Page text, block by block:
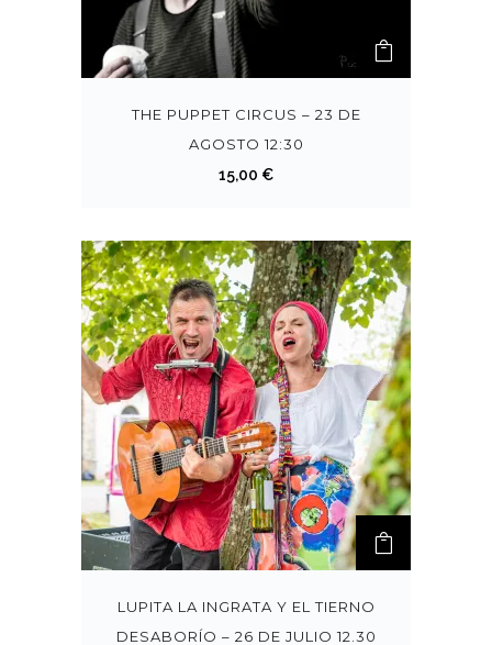
THE PUPPET CIRCUS – 23 DE
AGOSTO 12:30
15,00 €
LUPITA LA INGRATA Y EL TIERNO
DESABORÍO – 26 DE JULIO 12.30